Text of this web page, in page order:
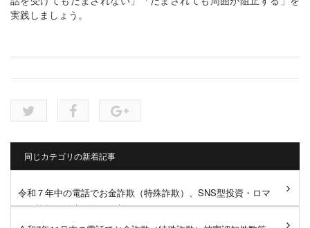
実践しましょう。
同じカテゴリの新着記事
令和７年中の電話でお金詐欺（特殊詐欺）、SNS型投資・ロマ
ンス詐欺の発生傾向を更新...